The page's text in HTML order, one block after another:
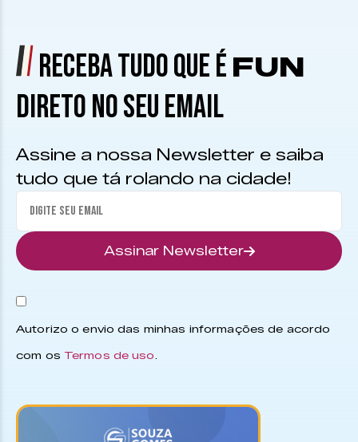
RECEBA TUDO QUE É FUN
DIRETO NO SEU EMAIL
Assine a nossa Newsletter e saiba
tudo que tá rolando na cidade!
Assinar Newsletter
Autorizo o envio das minhas informações de acordo
com os Termos de uso.